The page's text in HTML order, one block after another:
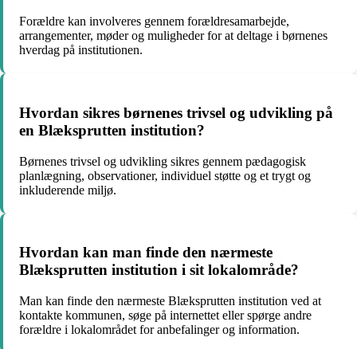
Forældre kan involveres gennem forældresamarbejde,
arrangementer, møder og muligheder for at deltage i børnenes
hverdag på institutionen.
Hvordan sikres børnenes trivsel og udvikling på
en Blæksprutten institution?
Børnenes trivsel og udvikling sikres gennem pædagogisk
planlægning, observationer, individuel støtte og et trygt og
inkluderende miljø.
Hvordan kan man finde den nærmeste
Blæksprutten institution i sit lokalområde?
Man kan finde den nærmeste Blæksprutten institution ved at
kontakte kommunen, søge på internettet eller spørge andre
forældre i lokalområdet for anbefalinger og information.